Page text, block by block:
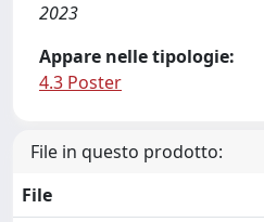
2023
Appare nelle tipologie:
4.3 Poster
File in questo prodotto:
File